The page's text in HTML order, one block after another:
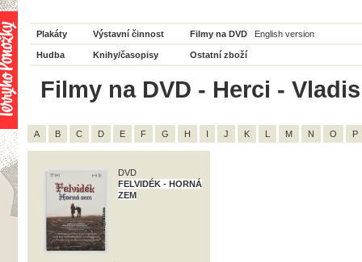
Plakáty Výstavní činnost Filmy na DVD English version
Hudba Knihy/časopisy Ostatní zboží
Filmy na DVD - Herci -
A B C D E F G H I J K L M N O P
DVD
FELVIDÉK - HORNÁ
ZEM